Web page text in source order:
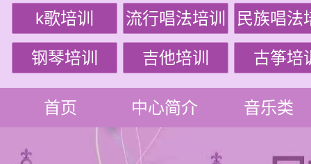
k歌培训 流行唱法培训 民族唱法
钢琴培训 吉他培训 古筝培
首页 中心简介 音乐类